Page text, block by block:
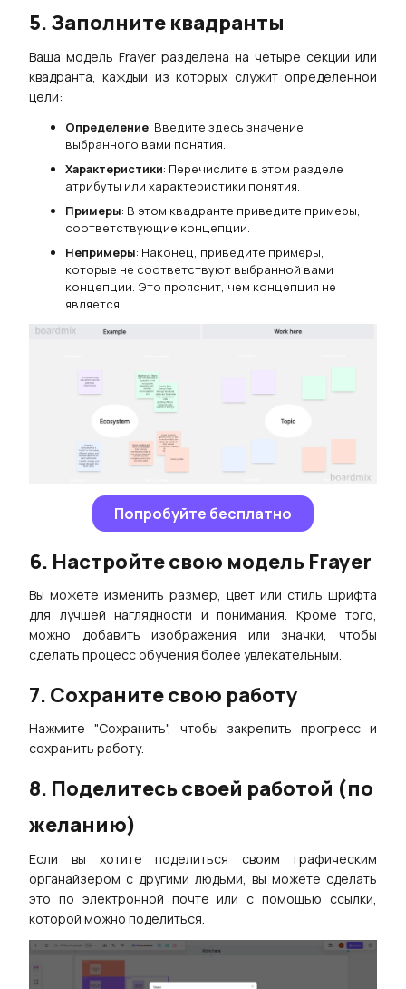
5. Заполните квадранты
Ваша модель Frayer разделена на четыре секции или
квадранта, каждый из которых служит определенной
цели:
Определение: Введите здесь значение
выбранного вами понятия.
Характеристики: Перечислите в этом разделе
атрибуты или характеристики понятия.
Примеры: В этом квадранте приведите примеры,
соответствующие концепции.
Непримеры: Наконец, приведите примеры,
которые не соответствуют выбранной вами
концепции. Это прояснит, чем концепция не
является.
Попробуйте бесплатно
6. Настройте свою модель Frayer
Вы можете изменить размер, цвет или стиль шрифта
для лучшей наглядности и понимания. Кроме того,
можно добавить изображения или значки, чтобы
сделать процесс обучения более увлекательным.
7. Сохраните свою работу
Нажмите "Сохранить", чтобы закрепить прогресс и
сохранить работу.
8. Поделитесь своей работой (по
желанию)
Если вы хотите поделиться своим графическим
органайзером с другими людьми, вы можете сделать
это по электронной почте или с помощью ссылки,
которой можно поделиться.